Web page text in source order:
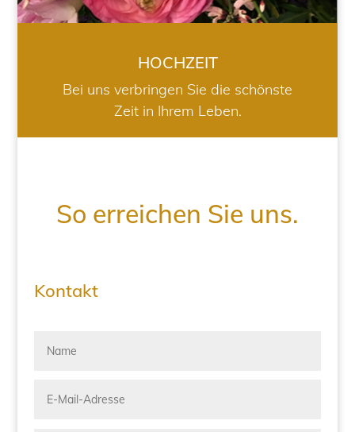
HOCHZEIT
Bei uns verbringen Sie die schönste
Zeit in Ihrem Leben.
So erreichen Sie uns.
Kontakt